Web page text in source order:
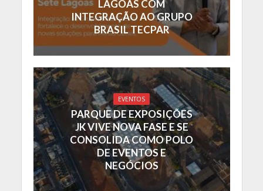
LAGOAS COM
INTEGRAÇÃO AO GRUPO
BRASIL TECPAR
EVENTOS
PARQUE DE EXPOSIÇÕES
JK VIVE NOVA FASE E SE
CONSOLIDA COMO POLO
DE EVENTOS E
NEGÓCIOS